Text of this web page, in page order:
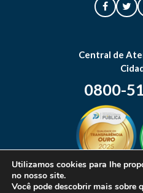
Central de
0800-
Utilizamos cookies para lhe
no nosso site.
Você pode descobrir mais sobre